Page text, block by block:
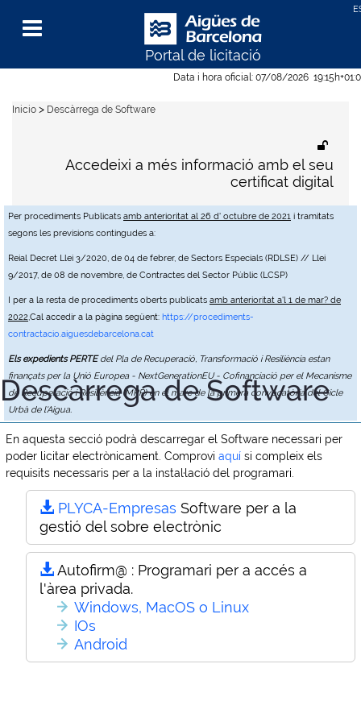
Data i hora oficial: 07/08/2026 19:15h
Per procediments Publicats amb anterioritat al 26 d' octubre de 2021 i tramitats
segons les previsions contingudes a:
Reial Decret Llei 3/2020, de 04 de febrer, de Sectors Especials (RDLSE) // Llei
9/2017, de 08 de novembre, de Contractes del Sector Públic (LCSP)
I per a la resta de procediments oberts publicats amb anterioritat a'l 1 de mar? de
2022,Cal accedir a la pàgina següent: https://procediments-
contractacio.aiguesdebarcelona.cat
Els expedients PERTEdel Pla de Recuperació, Transformació i Resiliència estan
finançats per la Unió Europea - NextGenerationEU - Cofinanciació per el Mecanisme
de Recuperació i Resiliència (MRR) en el marc de la primera convocatòria del Cicle
Urbà de l'Aigua.
Portal de licitació
Menu
Accedeixi a més informació amb el seu
certificat digital
Inicio > Descàrrega de Software
Descàrrega de Software
En aquesta secció podrà descarregar el Software necessari per
poder licitar electrònicament. Comprovi aquí si compleix els
requisits necessaris per a la instal·lació del programari.
PLYCA-Empresas Software per a la
gestió del sobre electrònic
Autofirm@ : Programari per a accés a
l'àrea privada.
Windows, MacOS o Linux
IOs
Android